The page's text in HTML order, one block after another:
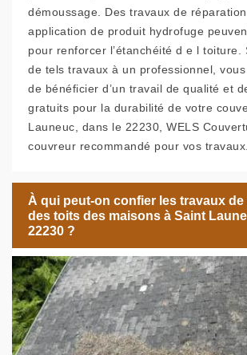
démoussage. Des travaux de
application de produit hydrofuge
pour renforcer l’étanchéité d e l toiture.
de tels travaux à un professionnel,
de bénéficier d’un travail de qualité et
gratuits pour la durabilité de votre
Launeuc, dans le 22230, WELS
couvreur recommandé pour vos travaux.
À qui peut-on confier les travaux
des toits des maisons à Saint
22230 ?